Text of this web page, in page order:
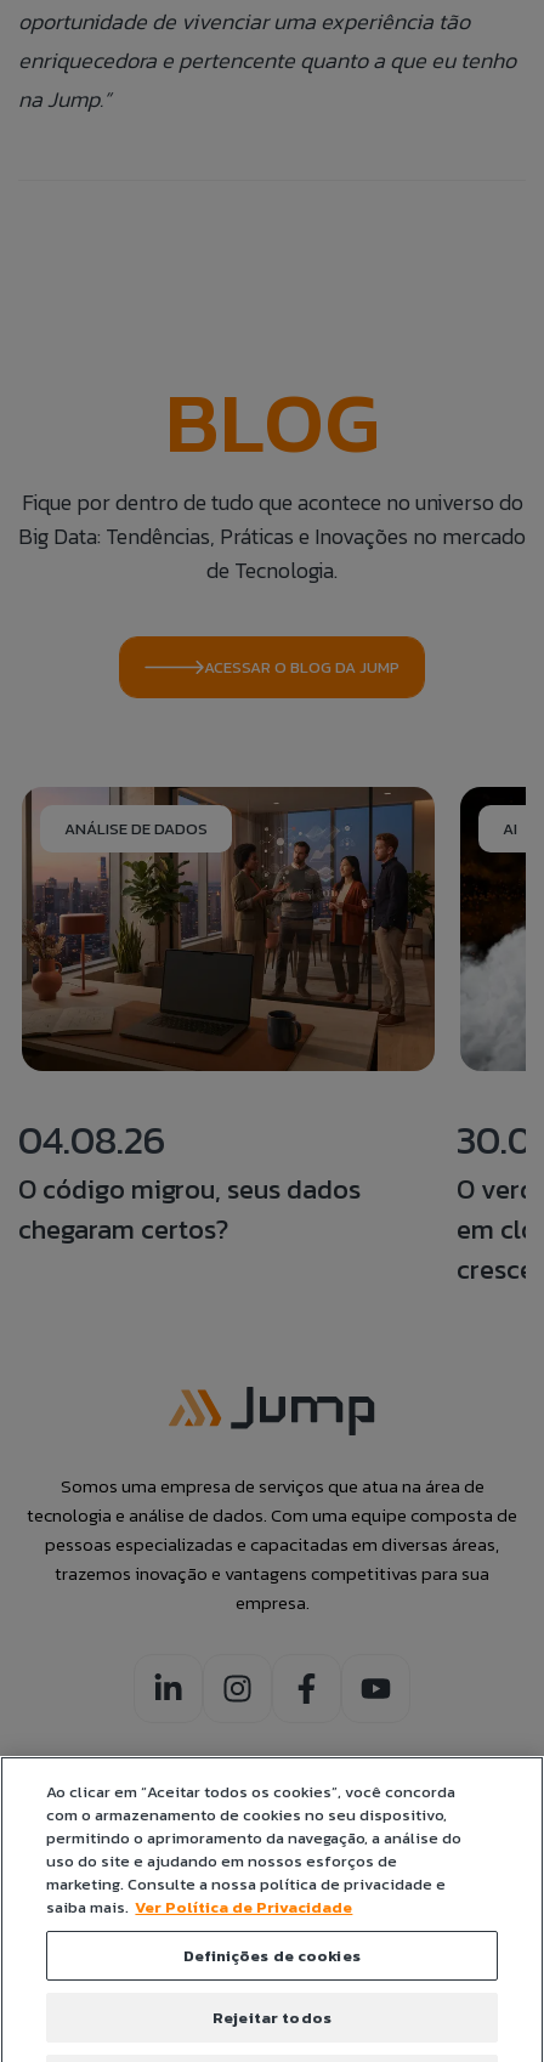
oportunidade de vivenciar uma experiência tão
enriquecedora e pertencente quanto a que eu tenho
na Jump.”
BLOG
Fique por dentro de tudo que acontece no universo do
Big Data: Tendências, Práticas e Inovações no mercado
de Tecnologia.
ACESSAR O BLOG DA JUMP
ANÁLISE DE DADOS
04.08.26
O código migrou, seus dados
chegaram certos?
AI
O
em
Somos uma empresa de serviços que atua na área de
tecnologia e análise de dados. Com uma equipe composta de
pessoas especializadas e capacitadas em diversas áreas,
trazemos inovação e vantagens competitivas para sua
empresa.
CERTIFICADOS:
© Jump Label Solutions 2026. Todos os direitos reservados.
PRIVACIDADE
Ao clicar em “Aceitar todos os cookies”, você concorda
com o armazenamento de cookies no seu dispositivo,
permitindo o aprimoramento da navegação, a análise do
uso do site e ajudando em nossos esforços de
marketing. Consulte a nossa política de privacidade e
saiba mais. Ver Política de Privacidade
Definições de cookies
Rejeitar todos